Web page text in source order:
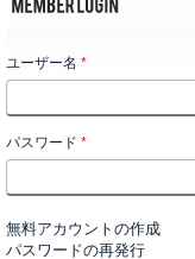
ユーザー名 *
パスワード *
無料アカウントの作成
パスワードの再発行